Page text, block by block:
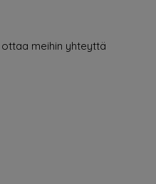
meihin yhteyttä